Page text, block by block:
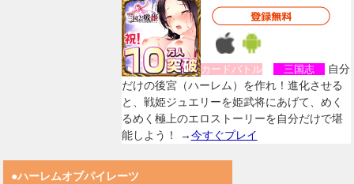
カードバトル 三国志
自分
だけの後宮（ハーレム）を作れ！進化させる
と、戦姫ジュエリーを姫武将にあげて、めく
るめく極上のエロストーリーを自分だけで堪
能しよう！ →今すぐプレイ
●ハーレムオブパイレーツ